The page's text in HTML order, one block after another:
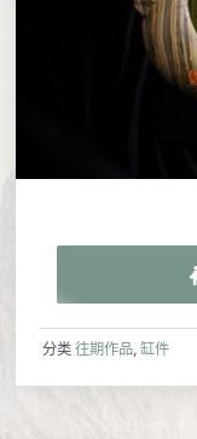
分类 往期作品,缸件